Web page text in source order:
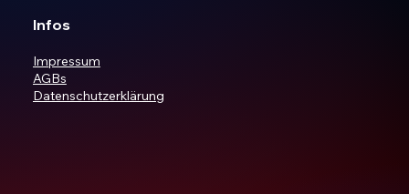
Infos
Impressum
AGBs
Datenschutzerklärung